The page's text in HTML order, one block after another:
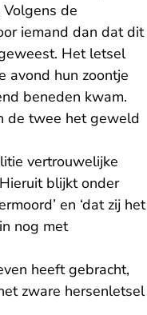
de
iemand dan dat dit
Het letsel
avond hun zoontje
beneden kwam.
de twee het geweld
vertrouwelijke
blijkt onder
en ‘dat zij het
nog met
heeft gebracht,
zware hersenletsel